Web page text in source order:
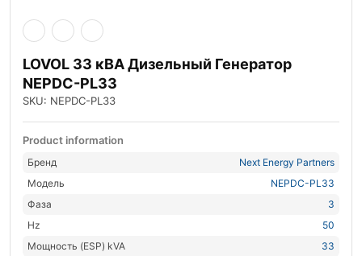
LOVOL 33 кВА Дизельный Генератор
NEPDC-PL33
SKU: NEPDC-PL33
Product information
Бренд
Next Energy Partners
Модель
NEPDC-PL33
Фаза
3
Hz
50
Мощность (ESP) kVA
33